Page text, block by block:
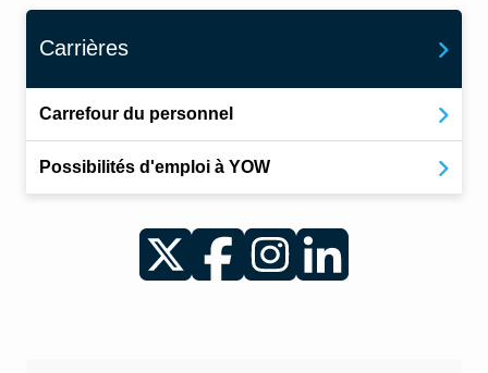
Carrières
Carrefour du personnel
Possibilités d'emploi à YOW
Twitter FacebookInstagramLinkedIn